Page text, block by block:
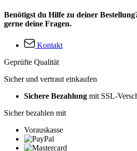
Benötigst du Hilfe zu deiner
gerne deine Fragen.
Kontakt
Geprüfte Qualität
Sicher und vertraut einkaufen
Sichere Bezahlung mit SSL-
Sicher bezahlen mit
Vorauskasse